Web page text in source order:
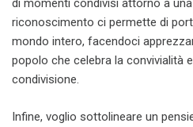
di momenti condivisi attorno a
riconoscimento ci permette di
mondo intero, facendoci
popolo che celebra la convivialità
condivisione.
Infine, voglio sottolineare un